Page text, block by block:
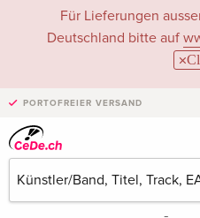
Für Lieferungen
Deutschland bitte auf
PORTOFREIER VERSAND